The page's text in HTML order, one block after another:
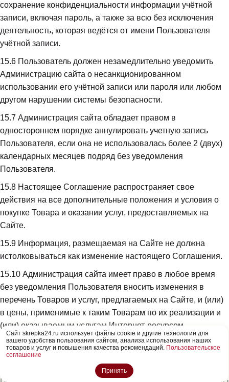
сохранение конфиденциальности информации учётной
записи, включая пароль, а также за всю без исключения
деятельность, которая ведётся от имени Пользователя
учётной записи.
15.6 Пользователь должен незамедлительно уведомить
Администрацию сайта о несанкционированном
использовании его учётной записи или пароля или любом
другом нарушении системы безопасности.
15.7 Администрация сайта обладает правом в
одностороннем порядке аннулировать учетную запись
Пользователя, если она не использовалась более 2 (двух)
календарных месяцев подряд без уведомления
Пользователя.
15.8 Настоящее Соглашение распространяет свое
действия на все дополнительные положения и условия о
покупке Товара и оказании услуг, предоставляемых на
Сайте.
15.9 Информация, размещаемая на Сайте не должна
истолковываться как изменение настоящего Соглашения.
15.10 Администрация сайта имеет право в любое время
без уведомления Пользователя вносить изменения в
перечень Товаров и услуг, предлагаемых на Сайте, и (или)
в цены, применимые к таким Товарам по их реализации и
(или) оказываемым услугам Интернет-ресурсом.
15.11 Документы, указанные в пунктах 5.10.1 - 5.10.4
настоящего Соглашения регулируют в соответствующей
части и распространяют свое действие на использование
Cайт skrepka24.ru использует файлы cookie и другие технологии для
вашего удобства пользования сайтом, анализа использования наших
товаров и услуг и повышения качества рекомендаций. Пользовательское
соглашение
Принять